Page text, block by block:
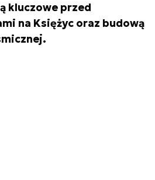
kluczowe przed
na Księżyc oraz budową